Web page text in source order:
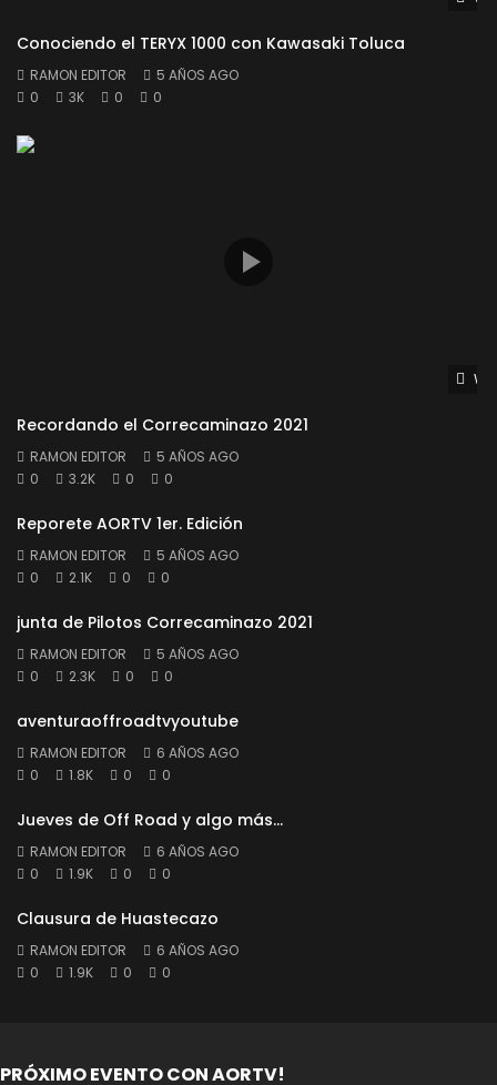
Conociendo el TERYX 1000 con Kawasaki Toluca
RAMON EDITOR
5 AÑOS AGO
0
3K 0 0
Recordando el Correcaminazo 2021
RAMON EDITOR
5 AÑOS AGO
0
3.2K 0 0
Reporete AORTV 1er. Edición
RAMON EDITOR
5 AÑOS AGO
0
2.1K 0 0
junta de Pilotos Correcaminazo 2021
RAMON EDITOR
5 AÑOS AGO
0
2.3K 0 0
aventuraoffroadtvyoutube
RAMON EDITOR
6 AÑOS AGO
0
1.8K 0 0
Jueves de Off Road y algo más…
RAMON EDITOR
6 AÑOS AGO
0
1.9K 0 0
Clausura de Huastecazo
RAMON EDITOR
6 AÑOS AGO
0
1.9K 0 0
PRÓXIMO EVENTO CON AORTV!